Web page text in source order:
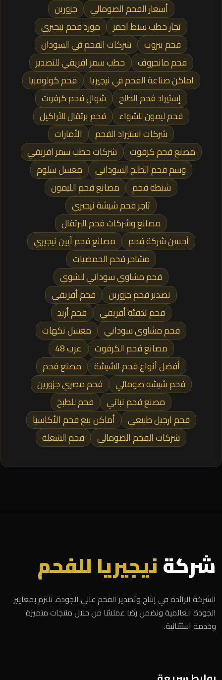
أسعار الفحم الصومالي
جزورين
تجار حطب سنط احمر
مورد فحم نيجيري
فحم بيروت
شركات الفحم في السودان
فحم مانجروف
حطب سمر افريقي للتصدير
اماكن صناعة الفحم في نيجيريا
فحم كولومبيا
إستيراد فحم الطلح
شوال فحم كرفوت
فحم ليمون للشواء
فحم برتقال للأراكيل
شركات استيراد الفحم
الأمارات
مصنع فحم كرفوت
شركات حطب سمر افريقي
وسم فحم الطلح السوداني
معسل سلوم
شنطة فحم
مصانع فحم الليمون
تاجر فحم شيشة نيجيري
مصانع وشركات فحم البرتقال
أحسن شركة فحم
مصانع فحم أيين نيجيري
مشاحر فحم الحمضيات
فحم مشاوي سوداني للشوي
تصدير فحم جزورين
فحم أفريقي
فحم تدفئة أفريقي
فحم أربد
فحم مشاوي سوداني
معسل نكهات
مصانع فحم الكرفوت
عرب 48
أفضل أنواع فحم الشيشة
مصنع فحم
فحم شيشه صومالي
فحم مصري جزورين
مصنع فحم نباتي
فحم للطبخ
فحم ارجيل طبيعي
أماكن بيع فحم الأكاسيا
شركات الفحم الصومالى
فحم الشعلة
شركةنيجيريا للفحم
الشركة الرائدة في إنتاج وتصدير الفحم عالي الجودة. نلتزم بمعايير
الجودة العالمية ونضمن رضا عملائنا من خلال منتجات متميزة
وخدمة استثنائية.